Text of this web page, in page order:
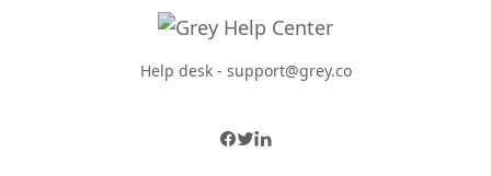
Help desk - support@grey.co